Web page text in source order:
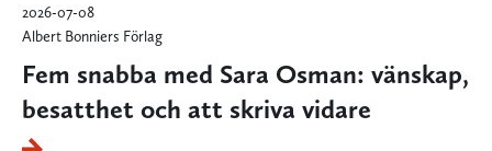
2026-07-08
Albert Bonniers Förlag
Fem snabba med Sara Osman: vänskap,
besatthet och att skriva vidare